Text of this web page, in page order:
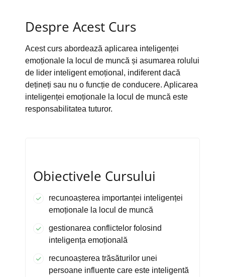
Despre Acest Curs
Acest curs abordează aplicarea inteligenței
emoționale la locul de muncă și asumarea rolului
de lider inteligent emoțional, indiferent dacă
dețineți sau nu o funcție de conducere. Aplicarea
inteligenței emoționale la locul de muncă este
responsabilitatea tuturor.
Obiectivele Cursului
recunoașterea importanței inteligenței
emoționale la locul de muncă
gestionarea conflictelor folosind
inteligența emoțională
recunoașterea trăsăturilor unei
persoane influente care este inteligentă